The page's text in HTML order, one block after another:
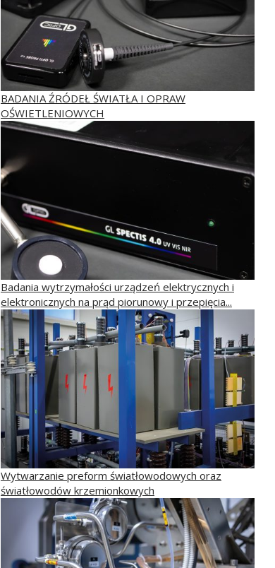
BADANIA ŹRÓDEŁ ŚWIATŁA I OPRAW
OŚWIETLENIOWYCH
Badania wytrzymałości urządzeń elektrycznych i
elektronicznych na prąd piorunowy i przepięcia...
Wytwarzanie preform światłowodowych oraz
światłowodów krzemionkowych